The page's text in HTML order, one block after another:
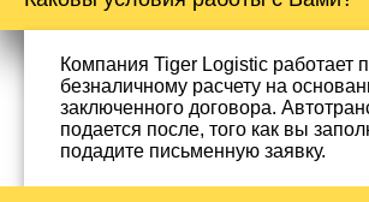
Компания Tiger Logistic работает
безналичному расчету на
заключенного договора.
подается после, того как вы
подадите письменную заявку.